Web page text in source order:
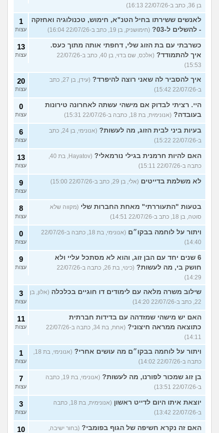
בן 36, כתב ב-22/07/26 16:13)
לאנשים ששירתו בחיל הטנ"א, חימוש, טכנולוגיה ואחזקה
- להשלים ל-03?
(חימושניק, בן 19, כתב ב-22/07/26 16:04)
1
עצות
כשרבתי עם בת הזוג שלי, דחפתי אותה מתוך כעס.
איך להתמודד?
(אלכס, שם בדוי, בן 40, כתב ב-22/07/26
15:53)
13
עצות
איך להסביר לה שאני רוצה להיפרד?
(עידן, בן 27, כתב
ב-22/07/26 15:42)
20
עצות
היי. רציתי לבדוק אם מישהי עשתה לאחרונה טירונות
בעובדה? (אנונימית, בת 18, כתבה ב-22/07/26 15:31)
0
עצות
בעיות ביני לבית הזוג, מה לעשות?
(אנונימי, בן 24, כתב
ב-22/07/26 15:22)
6
עצות
האם להיות חרמנית בגילי נורמאלי?
(Hayatov, בת 40,
כתבה ב-22/07/26 15:11)
13
עצות
לא משלמת בדייטים (אלי, בן 29, כתב ב-22/07/26 15:00) 9
עצות
בטעות "התעוררתי" מאחת החברות שלי (מקווה שלא
סוטה, בן 18, כתב ב-22/07/26 14:51)
8
עצות
ויתור על לוחמה בבקו״ם
(אנונימי, בת 18, כתבה ב-22/07/26
14:40)
0
עצות
6 שנים יחד עם הבן זוג, והוא לא מסתכל עליי ולא
חושק בי, מה לעשות?
(כינוי, בת 26, כתבה ב-22/07/26
14:29)
9
עצות
שילוב משרה מלאה עם לימודים דו חוגיים בכלכלה (אלון, בן
22, כתב ב-22/07/26 14:20)
3
עצות
האם יש מישהי שמזדהה עם בדידות חברתית
כתוצאה ממראה חיצוני?
(אחת, בת 34, כתבה ב-22/07/26
14:11)
11
עצות
ויתור על לוחמה בבקו״ם מה עושים אחרי?
(אנונימי, בת 18,
כתבה ב-22/07/26 14:02)
1
עצות
בן זוג שמכור לפורנו, מה לעשות?
(אנונימי, בת 19, כתבה
ב-22/07/26 13:51)
7
עצות
יוצאת איתו היום לדייט ראשון
(אנונימית, בת 18, כתבה
ב-22/07/26 13:42)
3
עצות
האם זה נקרא חשיפה של הגוף בפומבי? (בחור ישיבה,
10